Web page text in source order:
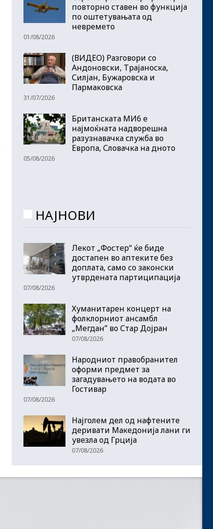
повторно ставен во функција
по оштетувањата од
невремето
01/08/2026
(ВИДЕО) Разговори со
Андоновски, Трајаноска,
Силјан, Бужаровска и
Пармаковска
31/07/2026
Британската МИ6 е
најмоќната надворешна
разузнавачка служба во
Европа, Словачка на дното
05/08/2026
НАЈНОВИ
Лекот „Фостер“ ќе биде
достапен во аптеките без
доплата, само со законски
утврдената партиципација
07/08/2026
Хуманитарен концерт на
фолклорниот ансамбл
„Мегдан” во Стар Дојран
07/08/2026
Народниот правобранител
оформи предмет за
загадувањето на водата во
Гостивар
07/08/2026
Најголем дел од нафтените
деривати Македонија лани ги
увезла од Грција
07/08/2026